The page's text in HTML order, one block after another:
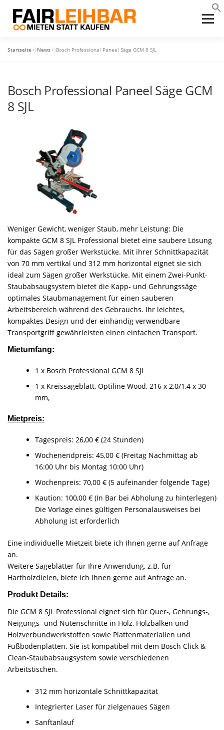
springen
Menü
PROJEKTE KONTAKT DOWNLOADS
Startseite »News »Bosch Professional Paneel Säge GCM 8 SJL
Bosch Professional Paneel Säge GCM
8 SJL
Weniger Gewicht, weniger Staub, mehr Leistung: Die
kompakte GCM 8 SJL Professional bietet eine saubere Lösung
für das Sägen großer Werkstücke. Mit ihrer Schnittkapazität
von 70 mm vertikal und 312 mm horizontal eignet sie sich
ideal zum Sägen großer Werkstücke. Mit einem Zwei-Punkt-
Staubabsaugsystem bietet die Kapp- und Gehrungssäge
optimales Staubmanagement für einen sauberen
Arbeitsbereich während des Gebrauchs. Ihr leichtes,
kompaktes Design und der einhändig verwendbare
Transportgriff gewährleisten einen einfachen Transport.
Mietumfang:
1 x Bosch Professional GCM 8 SJL
1 x Kreissägeblatt, Optiline Wood, 216 x 2,0/1,4 x 30
mm,
Mietpreis:
Tagespreis: 26,00 € (24 Stunden)
Wochenendpreis: 45,00 € (Freitag Nachmittag ab
16:00 Uhr bis Montag 10:00 Uhr)
Wochenpreis: 70,00 € (5 aufeinander folgende Tage)
Kaution: 100,00 € (In Bar bei Abholung zu hinterlegen)
Die Vorlage eines gültigen Personalausweises bei
Abholung ist erforderlich
Eine individuelle Mietzeit biete ich Ihnen gerne auf Anfrage
an.
Weitere Sägeblätter für Ihre Anwendung, z.B. für
Hartholzdielen, biete ich Ihnen gerne auf Anfrage an.
Produkt Details:
Die GCM 8 SJL Professional eignet sich für Quer-, Gehrungs-,
Neigungs- und Nutenschnitte in Holz, Holzbalken und
Holzverbundwerkstoffen sowie Plattenmaterialien und
Fußbodenplatten. Sie ist kompatibel mit dem Bosch Click &
Clean-Staubabsaugsystem sowie verschiedenen
Arbeitstischen.
312 mm horizontale Schnittkapazität
Integrierter Laser für zielgenaues Sägen
Sanftanlauf